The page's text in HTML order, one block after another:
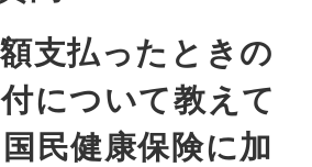
支払ったときの
について教えて
民健康保険に加